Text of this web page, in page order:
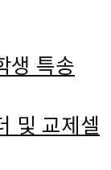
생 특송
및 교제셀